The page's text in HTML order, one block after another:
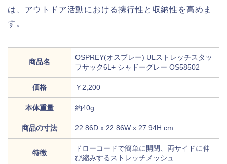
は、アウトドア活動における携行性と収納性を高めま
す。
商品名
OSPREY(オスプレー) ULストレッチスタッ
フサック6L+ シャドーグレー OS58502
価格 ￥2,200
本体重量 約40g
商品の寸法 22.86D x 22.86W x 27.94H cm
特徴
ドローコードで簡単に開閉、両サイドに伸
び縮みするストレッチメッシュ